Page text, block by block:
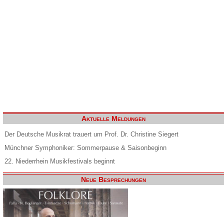
Aktuelle Meldungen
Der Deutsche Musikrat trauert um Prof. Dr. Christine Siegert
Münchner Symphoniker: Sommerpause & Saisonbeginn
22. Niederrhein Musikfestivals beginnt
Neue Besprechungen